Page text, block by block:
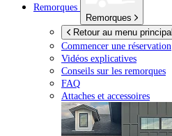
Remorques
Remorques
Retour au menu principal
Commencer une réservation
Vidéos explicatives
Conseils sur les remorques
FAQ
Attaches et accessoires